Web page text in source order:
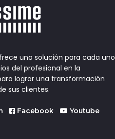
una solución para cada uno
del profesional en la
lograr una transformación
sus clientes.
Facebook Youtube